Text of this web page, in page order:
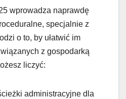
wprowadza naprawdę
specjalnie z
o to, by ułatwić im
z gospodarką
liczyć:
administracyjne dla